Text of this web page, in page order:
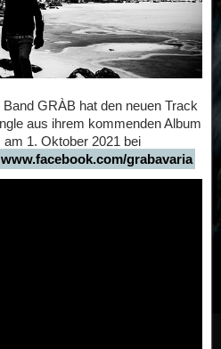
GRÀB hat den neuen Track
aus ihrem kommenden Album
am 1. Oktober 2021 bei
www.facebook.com/grabavaria